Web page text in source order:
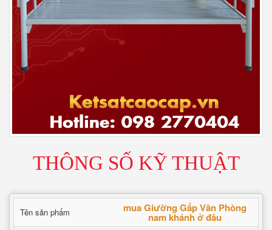
THÔNG SỐ KỸ THUẬT
Tên sản phẩm mua Giường Gấp Văn Phòng
nam khánh ở đâu